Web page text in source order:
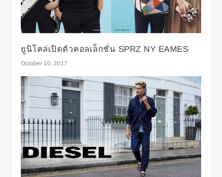
ยูนิโคล่เปิดตัวคอลเล็กชั่น SPRZ NY EAMES
October 10, 2017